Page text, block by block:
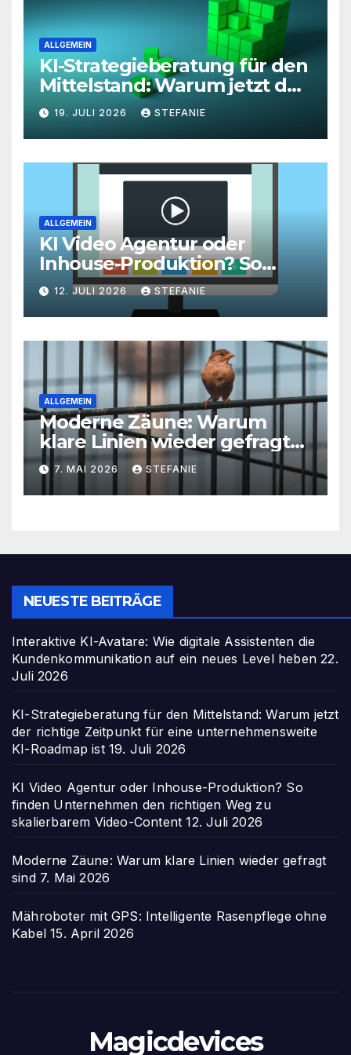
ALLGEMEIN
KI-Strategieberatung für den
Mittelstand: Warum jetzt der
richtige Zeitpunkt für eine
unternehmensweite KI-
Roadmap ist
19. JULI 2026 STEFANIE
ALLGEMEIN
KI Video Agentur oder
Inhouse-Produktion? So
finden Unternehmen den
richtigen Weg zu
skalierbarem Video-Content
12. JULI 2026 STEFANIE
ALLGEMEIN
Moderne Zäune: Warum
klare Linien wieder gefragt
sind
7. MAI 2026 STEFANIE
NEUESTE BEITRÄGE
Interaktive KI-Avatare: Wie digitale Assistenten die
Kundenkommunikation auf ein neues Level heben 22.
Juli 2026
KI-Strategieberatung für den Mittelstand: Warum jetzt
der richtige Zeitpunkt für eine unternehmensweite
KI-Roadmap ist 19. Juli 2026
KI Video Agentur oder Inhouse-Produktion? So
finden Unternehmen den richtigen Weg zu
skalierbarem Video-Content 12. Juli 2026
Moderne Zäune: Warum klare Linien wieder gefragt
sind 7. Mai 2026
Mähroboter mit GPS: Intelligente Rasenpflege ohne
Kabel 15. April 2026
Magicdevices